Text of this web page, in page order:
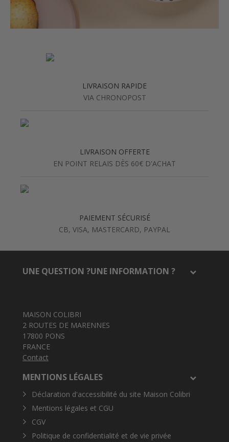
LIVRAISON RAPIDE
VIA CHRONOPOST
LIVRAISON OFFERTE
EN POINT RELAIS DÈS 60€ D'ACHAT
PAIEMENT SÉCURISÉ
CB, VISA, MASTERCARD, PAYPAL
UNE QUESTION ?UNE INFORMATION ?
MAISON COLIBRI
2 ROUTES DE MARENNES
17800 PONS
FRANCE
Contact
MENTIONS LÉGALES
Déclaration d'accessibilité du site Maison Colibri
Mentions légales et CGU
CGV
Politique de confidentialité et de vie privée